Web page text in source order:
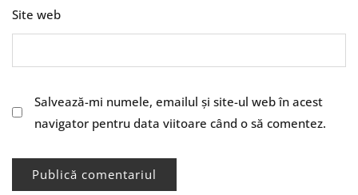
Site web
Salvează-mi numele, emailul și site-ul web în acest
navigator pentru data viitoare când o să comentez.